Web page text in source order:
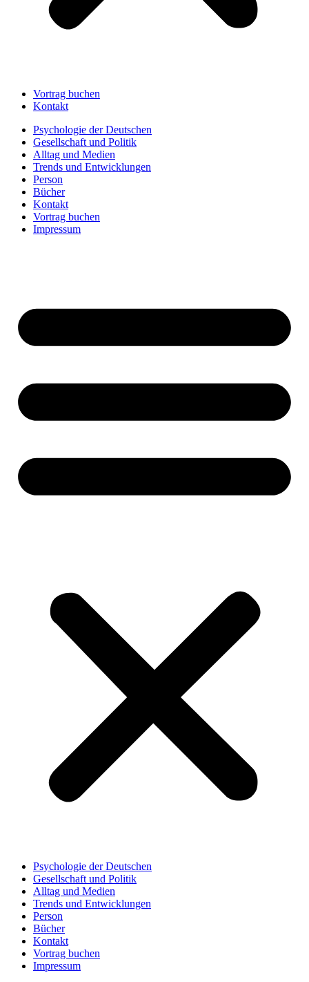
Vortrag buchen
Kontakt
Psychologie der Deutschen
Gesellschaft und Politik
Alltag und Medien
Trends und Entwicklungen
Person
Bücher
Kontakt
Vortrag buchen
Impressum
Psychologie der Deutschen
Gesellschaft und Politik
Alltag und Medien
Trends und Entwicklungen
Person
Bücher
Kontakt
Vortrag buchen
Impressum